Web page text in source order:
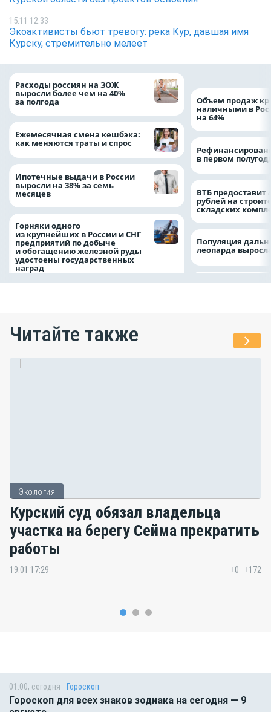
15.11 12:33
Экоактивисты бьют тревогу: река Кур, давшая имя
Курску, стремительно мелеет
Расходы россиян на ЗОЖ
выросли более чем на 40%
за полгода
Ежемесячная смена кешбэка:
как меняются траты и спрос
Ипотечные выдачи в России
выросли на 38% за семь
месяцев
Горняки одного
из крупнейших в России и СНГ
предприятий по добыче
и обогащению железной руды
удостоены государственных
наград
Объем продаж
наличными в
на 64%
в первом
ВТБ предоставит
рублей на
складских
Популяция
леопарда
Читайте также
Экология
Курский суд обязал владельца
участка на берегу Сейма прекратить
работы
19.01 17:29 0 172
01:00, сегодня Гороскоп
Гороскоп для всех знаков зодиака на сегодня — 9